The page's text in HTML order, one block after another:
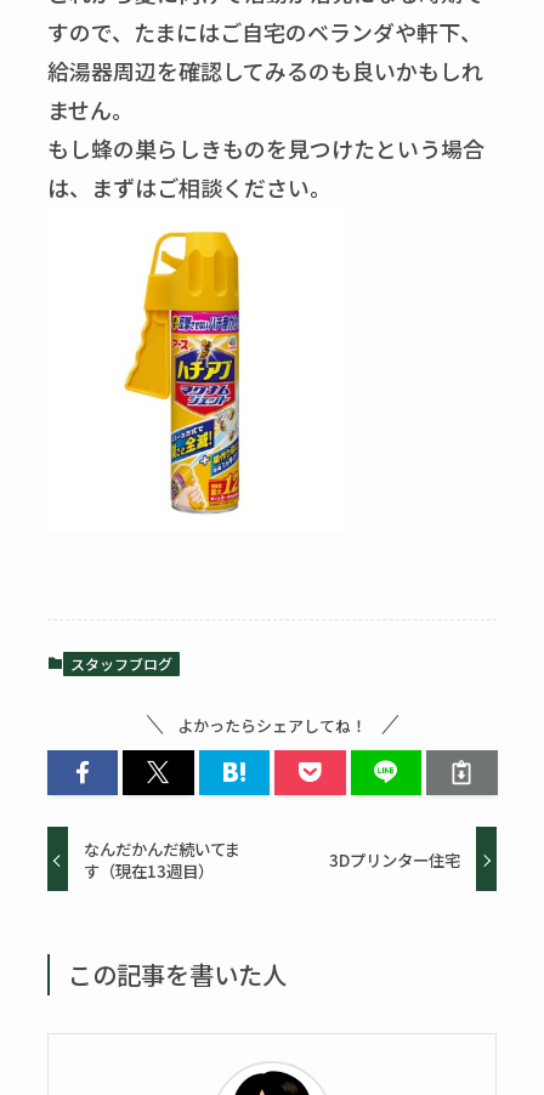
すので、たまにはご自宅のベランダや軒下、
給湯器周辺を確認してみるのも良いかもしれ
ません。
もし蜂の巣らしきものを見つけたという場合
は、まずはご相談ください。
スタッフブログ
よかったらシェアしてね！
なんだかんだ続いてま
す（現在13週目）
3Dプリンター住宅
この記事を書いた人